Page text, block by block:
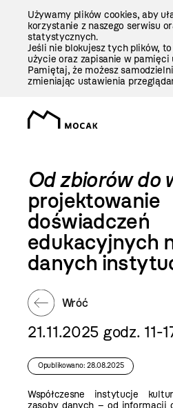
Używamy plików cookies, aby
korzystanie z naszego serwisu
statystycznych.
Jeśli nie blokujesz tych plików,
użycie oraz zapisanie w pamięci
Pamiętaj, że możesz
zmieniając ustawienia
Od zbiorów do
projektowanie
doświadczeń
edukacyjnych
danych
Wróć
21.11.2025 godz. 11-
Opublikowano: 28.08.2025
Współczesne instytucje
zasoby danych – od informacji